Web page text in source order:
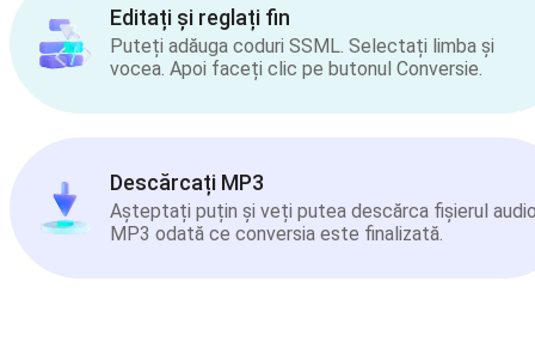
Editați și reglați fin
Puteți adăuga coduri SSML. Selectați limba și
vocea. Apoi faceți clic pe butonul Conversie.
Descărcați MP3
Așteptați puțin și veți putea descărca fișierul
MP3 odată ce conversia este finalizată.